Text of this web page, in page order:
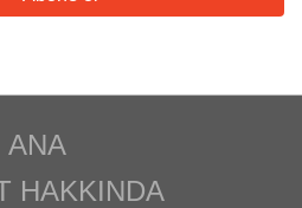
ANA
HAKKINDA